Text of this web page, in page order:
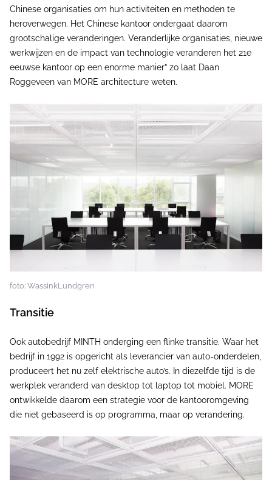
Chinese organisaties om hun activiteiten en methoden te
heroverwegen. Het Chinese kantoor ondergaat daarom
grootschalige veranderingen. Veranderlijke organisaties, nieuwe
werkwijzen en de impact van technologie veranderen het 21e
eeuwse kantoor op een enorme manier” zo laat Daan
Roggeveen van MORE architecture weten.
foto: WassinkLundgren
Transitie
Ook autobedrijf MINTH onderging een flinke transitie. Waar het
bedrijf in 1992 is opgericht als leverancier van auto-onderdelen,
produceert het nu zelf elektrische auto’s. In diezelfde tijd is de
werkplek veranderd van desktop tot laptop tot mobiel. MORE
ontwikkelde daarom een strategie voor de kantooromgeving
die niet gebaseerd is op programma, maar op verandering.